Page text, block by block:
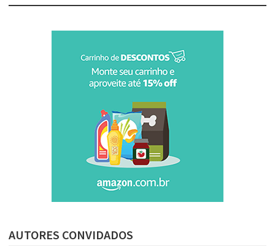
AUTORES CONVIDADOS